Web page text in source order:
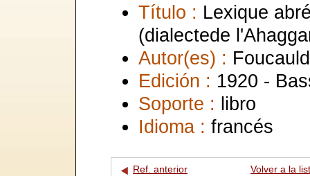
Título : Lexique
(dialectede
Autor(es) :
Edición : 1920 -
Soporte : libro
Idioma : francés
Ref. anterior Volver a la